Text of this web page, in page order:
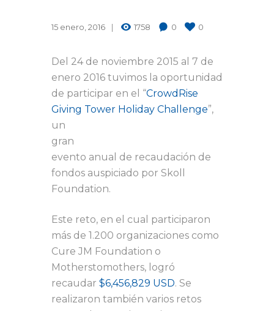
15 enero, 2016 1758 0 0
Del 24 de noviembre 2015 al 7 de
enero 2016 tuvimos la oportunidad
de participar en el “CrowdRise
Giving Tower Holiday Challenge”,
un
gran
evento anual de recaudación de
fondos auspiciado por Skoll
Foundation.
Este reto, en el cual participaron
más de 1.200 organizaciones como
Cure JM Foundation o
Motherstomothers, logró
recaudar $6,456,829 USD. Se
realizaron también varios retos